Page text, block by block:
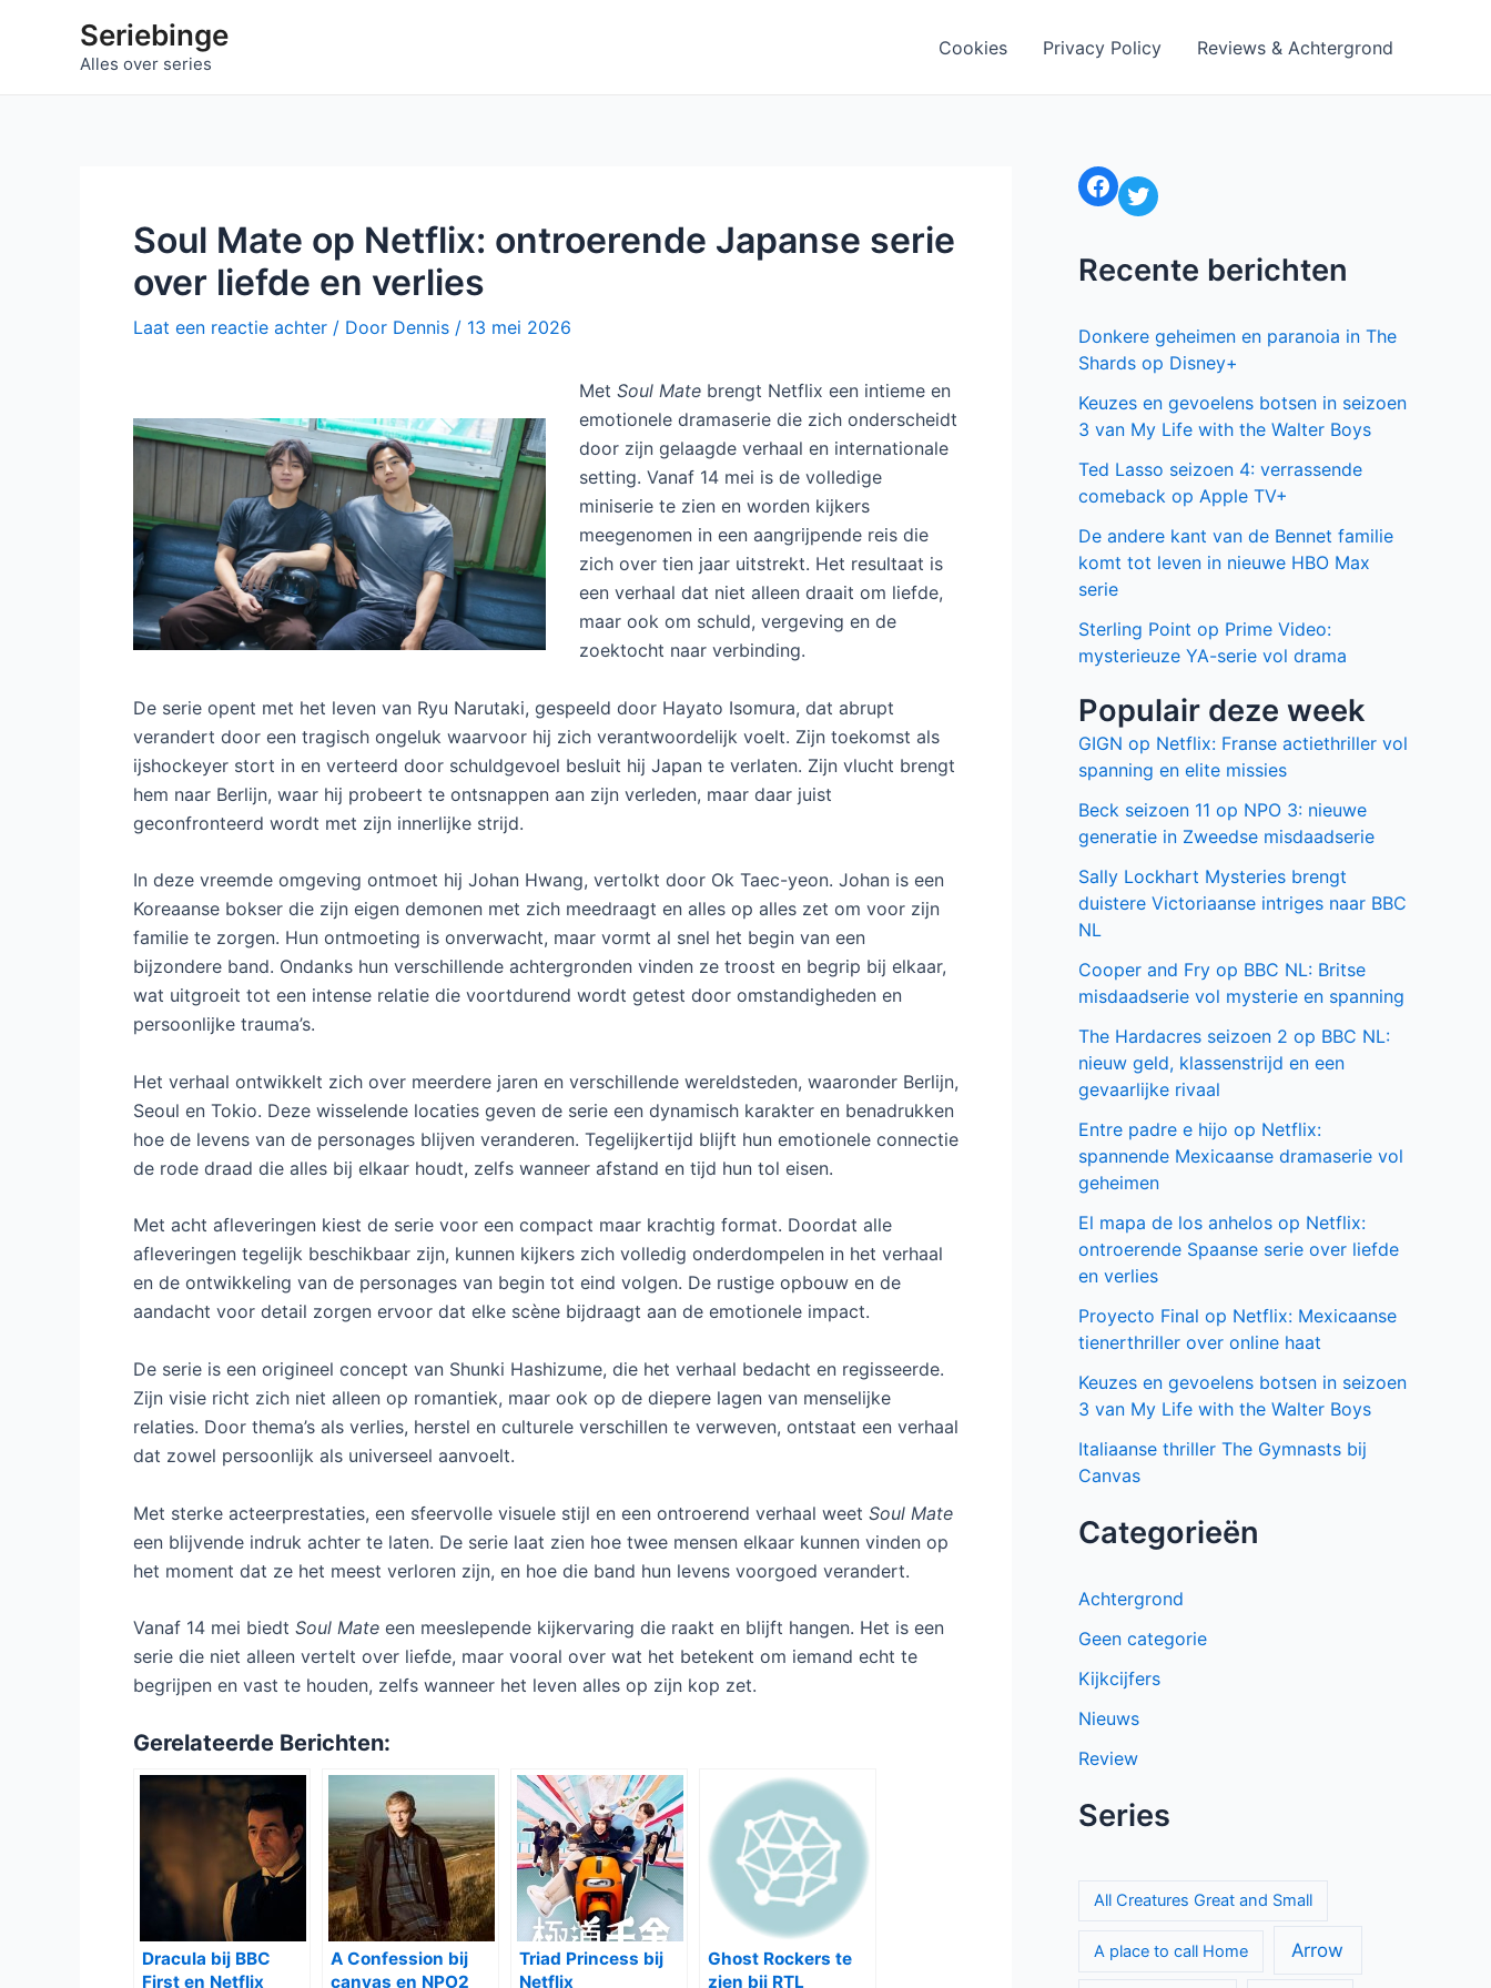
Seriebinge
Alles over series
Cookies Privacy Policy Reviews & Achtergrond
Soul Mate op Netflix: ontroerende Japanse serie
over liefde en verlies
Laat een reactie achter / Door Dennis / 13 mei 2026
Met Soul Matebrengt Netflix een intieme en
emotionele dramaserie die zich onderscheidt
door zijn gelaagde verhaal en internationale
setting. Vanaf 14 mei is de volledige
miniserie te zien en worden kijkers
meegenomen in een aangrijpende reis die
zich over tien jaar uitstrekt. Het resultaat is
een verhaal dat niet alleen draait om liefde,
maar ook om schuld, vergeving en de
zoektocht naar verbinding.
De serie opent met het leven van Ryu Narutaki, gespeeld door Hayato Isomura, dat abrupt
verandert door een tragisch ongeluk waarvoor hij zich verantwoordelijk voelt. Zijn toekomst als
ijshockeyer stort in en verteerd door schuldgevoel besluit hij Japan te verlaten. Zijn vlucht brengt
hem naar Berlijn, waar hij probeert te ontsnappen aan zijn verleden, maar daar juist
geconfronteerd wordt met zijn innerlijke strijd.
In deze vreemde omgeving ontmoet hij Johan Hwang, vertolkt door Ok Taec-yeon. Johan is een
Koreaanse bokser die zijn eigen demonen met zich meedraagt en alles op alles zet om voor zijn
familie te zorgen. Hun ontmoeting is onverwacht, maar vormt al snel het begin van een
bijzondere band. Ondanks hun verschillende achtergronden vinden ze troost en begrip bij elkaar,
wat uitgroeit tot een intense relatie die voortdurend wordt getest door omstandigheden en
persoonlijke trauma’s.
Het verhaal ontwikkelt zich over meerdere jaren en verschillende wereldsteden, waaronder Berlijn,
Seoul en Tokio. Deze wisselende locaties geven de serie een dynamisch karakter en benadrukken
hoe de levens van de personages blijven veranderen. Tegelijkertijd blijft hun emotionele connectie
de rode draad die alles bij elkaar houdt, zelfs wanneer afstand en tijd hun tol eisen.
Met acht afleveringen kiest de serie voor een compact maar krachtig format. Doordat alle
afleveringen tegelijk beschikbaar zijn, kunnen kijkers zich volledig onderdompelen in het verhaal
en de ontwikkeling van de personages van begin tot eind volgen. De rustige opbouw en de
aandacht voor detail zorgen ervoor dat elke scène bijdraagt aan de emotionele impact.
De serie is een origineel concept van Shunki Hashizume, die het verhaal bedacht en regisseerde.
Zijn visie richt zich niet alleen op romantiek, maar ook op de diepere lagen van menselijke
relaties. Door thema’s als verlies, herstel en culturele verschillen te verweven, ontstaat een verhaal
dat zowel persoonlijk als universeel aanvoelt.
Met sterke acteerprestaties, een sfeervolle visuele stijl en een ontroerend verhaal weet Soul Mate
een blijvende indruk achter te laten. De serie laat zien hoe twee mensen elkaar kunnen vinden op
het moment dat ze het meest verloren zijn, en hoe die band hun levens voorgoed verandert.
Vanaf 14 mei biedt Soul Mate een meeslepende kijkervaring die raakt en blijft hangen. Het is een
serie die niet alleen vertelt over liefde, maar vooral over wat het betekent om iemand echt te
begrijpen en vast te houden, zelfs wanneer het leven alles op zijn kop zet.
Gerelateerde Berichten:
Dracula bij BBC
First en Netflix
A Confession bij
canvas en NPO2
Triad Princess bij
Netflix
Ghost Rockers te
zien bij RTL
Facebook Twitter
Recente berichten
Donkere geheimen en paranoia in The
Shards op Disney+
Keuzes en gevoelens botsen in seizoen
3 van My Life with the Walter Boys
Ted Lasso seizoen 4: verrassende
comeback op Apple TV+
De andere kant van de Bennet familie
komt tot leven in nieuwe HBO Max
serie
Sterling Point op Prime Video:
mysterieuze YA-serie vol drama
Populair deze week
GIGN op Netflix: Franse actiethriller vol
spanning en elite missies
Beck seizoen 11 op NPO 3: nieuwe
generatie in Zweedse misdaadserie
Sally Lockhart Mysteries brengt
duistere Victoriaanse intriges naar BBC
NL
Cooper and Fry op BBC NL: Britse
misdaadserie vol mysterie en spanning
The Hardacres seizoen 2 op BBC NL:
nieuw geld, klassenstrijd en een
gevaarlijke rivaal
Entre padre e hijo op Netflix:
spannende Mexicaanse dramaserie vol
geheimen
El mapa de los anhelos op Netflix:
ontroerende Spaanse serie over liefde
en verlies
Proyecto Final op Netflix: Mexicaanse
tienerthriller over online haat
Keuzes en gevoelens botsen in seizoen
3 van My Life with the Walter Boys
Italiaanse thriller The Gymnasts bij
Canvas
Categorieën
Achtergrond
Geen categorie
Kijkcijfers
Nieuws
Review
Series
All Creatures Great and Small
A place to call Home Arrow